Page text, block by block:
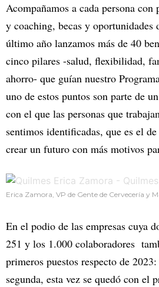
Acompañamos a cada persona
y coaching, becas y oportunidades
último año lanzamos más de 40
cinco pilares -salud, flexibilidad,
ahorro- que guían nuestro
uno de estos puntos son parte de
con el que las personas que
sentimos identificadas, que es el
crear un futuro con más motivos
Erica Zamora, VP de Gente de Cervecería y
En el podio de las empresas cuya
251 y los 1.000 colaboradores
primeros puestos respecto de 2023:
segunda, esta vez se quedó con el